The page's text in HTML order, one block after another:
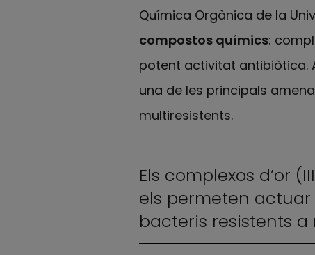
Química Orgànica de la
compostos químics:
potent activitat antibiòtica.
una de les principals
multiresistents.
Els complexos d’or
els permeten
bacteris resistents